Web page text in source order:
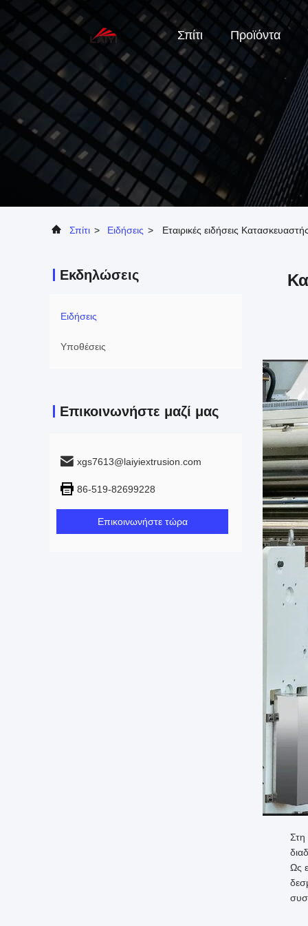
Σπίτι Προϊόντα
Σπίτι > Ειδήσεις > Εταιρικές ειδήσεις
Εκδηλώσεις
Ειδήσεις
Υποθέσεις
Επικοινωνήστε μαζί μας
xgs7613@laiyiextrusion.com
86-519-82699228
Επικοινωνήστε τώρα
Στη
Ως